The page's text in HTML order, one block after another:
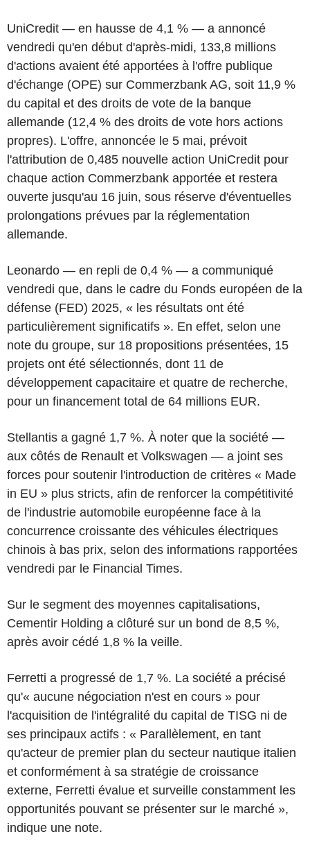
UniCredit — en hausse de 4,1 % — a annoncé
vendredi qu'en début d'après-midi, 133,8 millions
d'actions avaient été apportées à l'offre publique
d'échange (OPE) sur Commerzbank AG, soit 11,9 %
du capital et des droits de vote de la banque
allemande (12,4 % des droits de vote hors actions
propres). L'offre, annoncée le 5 mai, prévoit
l'attribution de 0,485 nouvelle action UniCredit pour
chaque action Commerzbank apportée et restera
ouverte jusqu'au 16 juin, sous réserve d'éventuelles
prolongations prévues par la réglementation
allemande.
Leonardo — en repli de 0,4 % — a communiqué
vendredi que, dans le cadre du Fonds européen de la
défense (FED) 2025, « les résultats ont été
particulièrement significatifs ». En effet, selon une
note du groupe, sur 18 propositions présentées, 15
projets ont été sélectionnés, dont 11 de
développement capacitaire et quatre de recherche,
pour un financement total de 64 millions EUR.
Stellantis a gagné 1,7 %. À noter que la société —
aux côtés de Renault et Volkswagen — a joint ses
forces pour soutenir l'introduction de critères « Made
in EU » plus stricts, afin de renforcer la compétitivité
de l'industrie automobile européenne face à la
concurrence croissante des véhicules électriques
chinois à bas prix, selon des informations rapportées
vendredi par le Financial Times.
Sur le segment des moyennes capitalisations,
Cementir Holding a clôturé sur un bond de 8,5 %,
après avoir cédé 1,8 % la veille.
Ferretti a progressé de 1,7 %. La société a précisé
qu'« aucune négociation n'est en cours » pour
l'acquisition de l'intégralité du capital de TISG ni de
ses principaux actifs : « Parallèlement, en tant
qu'acteur de premier plan du secteur nautique italien
et conformément à sa stratégie de croissance
externe, Ferretti évalue et surveille constamment les
opportunités pouvant se présenter sur le marché »,
indique une note.